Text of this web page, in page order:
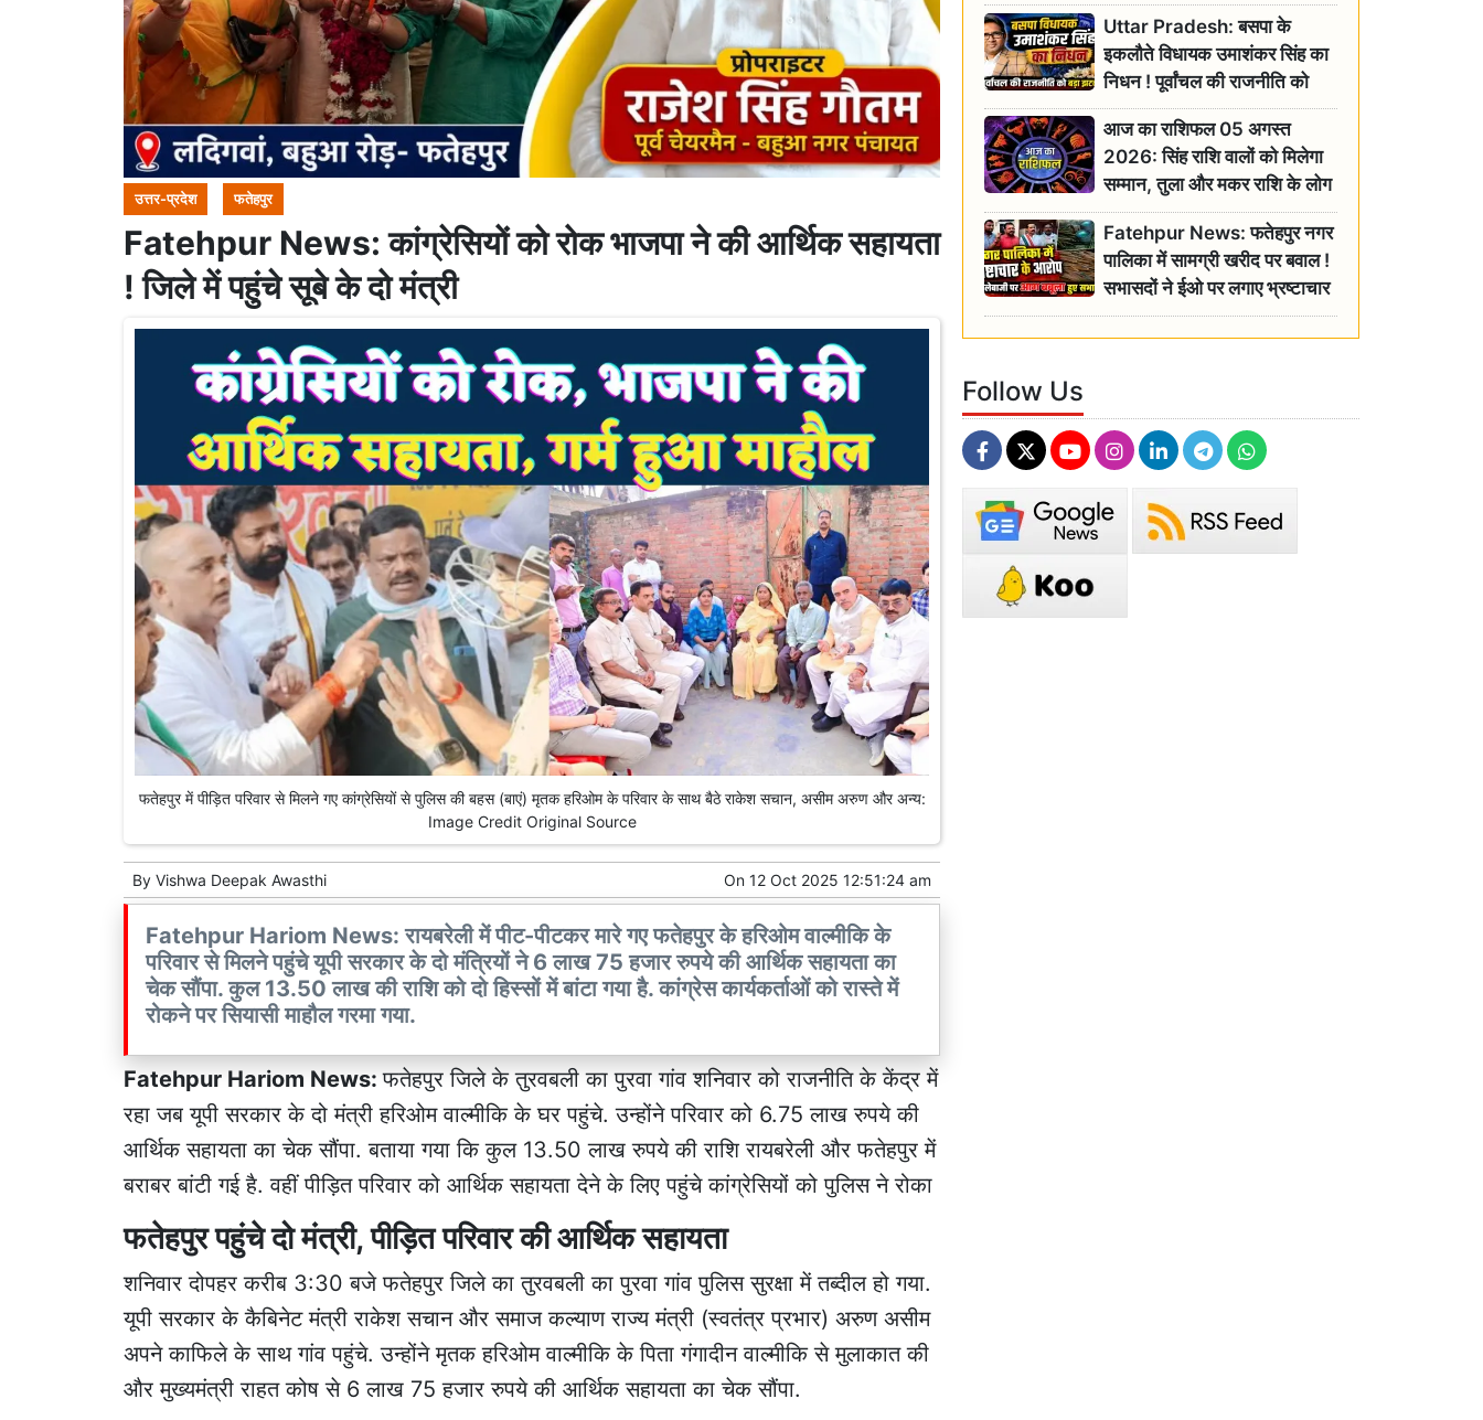
उत्तर-प्रदेश फतेहपुर
Fatehpur News: कांग्रेसियों को रोक भाजपा ने की आर्थिक सहायता
! जिले में पहुंचे सूबे के दो मंत्री
फतेहपुर में पीड़ित परिवार से मिलने गए कांग्रेसियों से पुलिस की बहस (बाएं) मृतक हरिओम के परिवार के साथ बैठे राकेश सचान, असीम अरुण और अन्य:
Image Credit Original Source
By Vishwa Deepak Awasthi On 12 Oct 2025 12:51:24 am
Fatehpur Hariom News: रायबरेली में पीट-पीटकर मारे गए फतेहपुर के हरिओम वाल्मीकि के
परिवार से मिलने पहुंचे यूपी सरकार के दो मंत्रियों ने 6 लाख 75 हजार रुपये की आर्थिक सहायता का
चेक सौंपा. कुल 13.50 लाख की राशि को दो हिस्सों में बांटा गया है. कांग्रेस कार्यकर्ताओं को रास्ते में
रोकने पर सियासी माहौल गरमा गया.
Fatehpur Hariom News:फतेहपुर जिले के तुरवबली का पुरवा गांव शनिवार को राजनीति के केंद्र में
रहा जब यूपी सरकार के दो मंत्री हरिओम वाल्मीकि के घर पहुंचे. उन्होंने परिवार को 6.75 लाख रुपये की
आर्थिक सहायता का चेक सौंपा. बताया गया कि कुल 13.50 लाख रुपये की राशि रायबरेली और फतेहपुर में
बराबर बांटी गई है. वहीं पीड़ित परिवार को आर्थिक सहायता देने के लिए पहुंचे कांग्रेसियों को पुलिस ने रोका
फतेहपुर पहुंचे दो मंत्री, पीड़ित परिवार की आर्थिक सहायता
शनिवार दोपहर करीब 3:30 बजे फतेहपुर जिले का तुरवबली का पुरवा गांव पुलिस सुरक्षा में तब्दील हो गया.
यूपी सरकार के कैबिनेट मंत्री राकेश सचान और समाज कल्याण राज्य मंत्री (स्वतंत्र प्रभार) अरुण असीम
अपने काफिले के साथ गांव पहुंचे. उन्होंने मृतक हरिओम वाल्मीकि के पिता गंगादीन वाल्मीकि से मुलाकात की
और मुख्यमंत्री राहत कोष से 6 लाख 75 हजार रुपये की आर्थिक सहायता का चेक सौंपा.
सुनवाई
Uttar Pradesh: बसपा के
इकलौते विधायक उमाशंकर सिंह का
निधन ! पूर्वांचल की राजनीति को
बड़ा झटका, योगी ने जताया दुःख
आज का राशिफल 05 अगस्त
2026: सिंह राशि वालों को मिलेगा
सम्मान, तुला और मकर राशि के लोग
रहें सतर्क
Fatehpur News: फतेहपुर नगर
पालिका में सामग्री खरीद पर बवाल !
सभासदों ने ईओ पर लगाए भ्रष्टाचार
के गंभीर आरोप
Follow Us